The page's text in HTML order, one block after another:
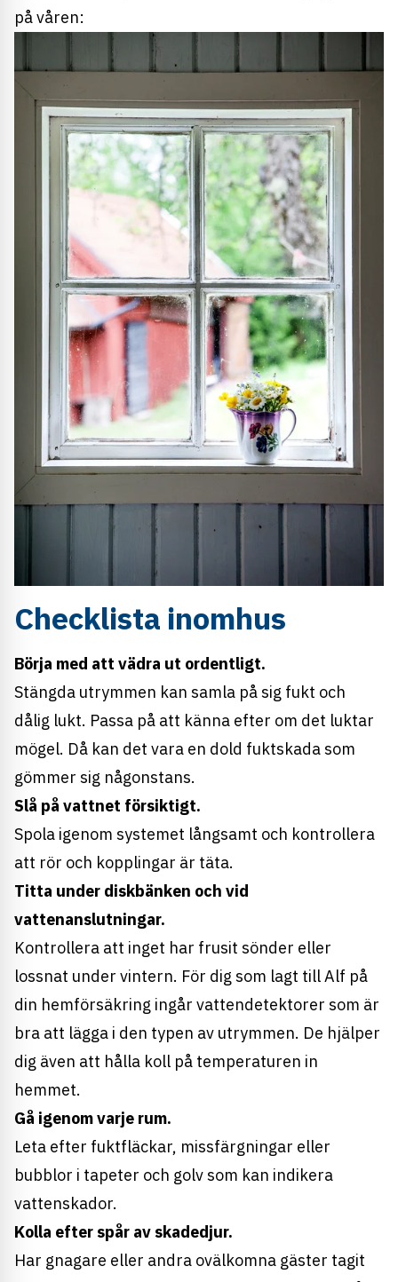
på våren:
Checklista inomhus
Börja med att vädra ut ordentligt.
Stängda utrymmen kan samla på sig fukt och
dålig lukt. Passa på att känna efter om det luktar
mögel. Då kan det vara en dold fuktskada som
gömmer sig någonstans.
Slå på vattnet försiktigt.
Spola igenom systemet långsamt och kontrollera
att rör och kopplingar är täta.
Titta under diskbänken och vid
vattenanslutningar.
Kontrollera att inget har frusit sönder eller
lossnat under vintern. För dig som lagt till Alf på
din hemförsäkring ingår vattendetektorer som är
bra att lägga i den typen av utrymmen. De hjälper
dig även att hålla koll på temperaturen in
hemmet.
Gå igenom varje rum.
Leta efter fuktfläckar, missfärgningar eller
bubblor i tapeter och golv som kan indikera
vattenskador.
Kolla efter spår av skadedjur.
Har gnagare eller andra ovälkomna gäster tagit